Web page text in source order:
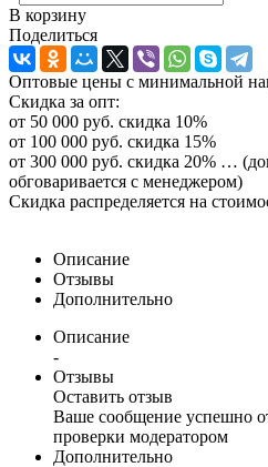
В корзину
Поделиться
Оптовые цены с минимальной
Скидка за опт:
от 50 000 руб. скидка 10%
от 100 000 руб. скидка 15%
от 300 000 руб. скидка 20% …
обговаривается с менеджером)
Скидка распределяется на
Описание
Отзывы
Дополнительно
Описание
-
Отзывы
Оставить отзыв
Ваше сообщение успешно
проверки модератором
Дополнительно